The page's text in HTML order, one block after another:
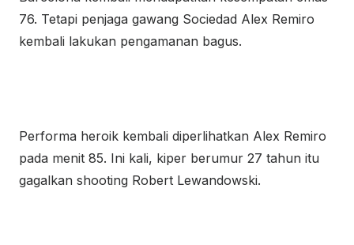
76. Tetapi penjaga gawang Sociedad Alex Remiro
kembali lakukan pengamanan bagus.
Performa heroik kembali diperlihatkan Alex Remiro
pada menit 85. Ini kali, kiper berumur 27 tahun itu
gagalkan shooting Robert Lewandowski.